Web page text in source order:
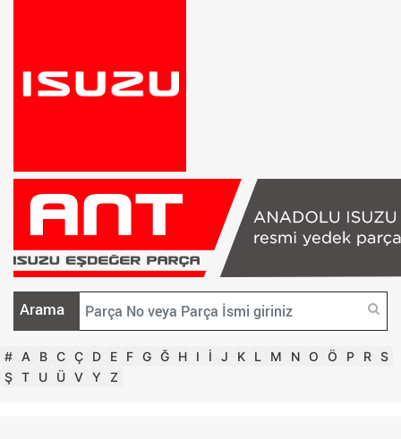
Arama
# A B C Ç D E F G Ğ H I İ J K L M N O Ö P R S
Ş T U Ü V Y Z